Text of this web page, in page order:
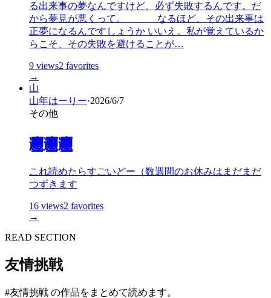
る出来事の夢なんですけど、必ず失敗するんです。だ
から夢見が悪くって。 ＿＿＿なるほど、その出来事は
正夢になるんですしょうか いいえ。私が覚えているか
らこそ、その失敗を避けることが…
9 views2 favorites
→
山
山年はーりー·2026/6/7
その他
𰻞𰻞𰻞
これ読めたらすごいどー（数週間のお休みはまだまだ
つずきます
16 views2 favorites
→
READ SECTION
友情挑戦
#友情挑戦 の作品をまとめて読めます。